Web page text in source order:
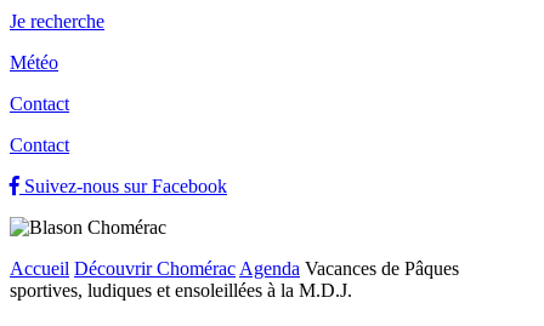
Je recherche
Météo
Contact
Contact
Suivez-nous sur Facebook
Accueil Découvrir Chomérac Agenda Vacances de Pâques
sportives, ludiques et ensoleillées à la M.D.J.